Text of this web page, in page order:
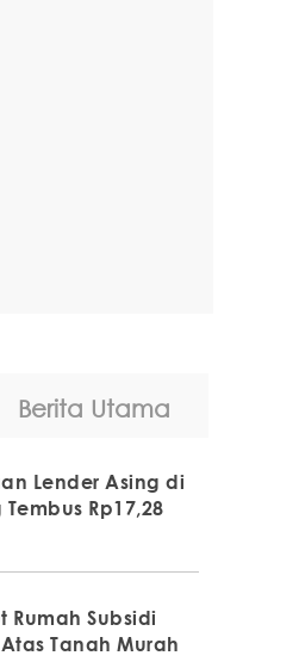
Berita Utama
Lender Asing di
Rp17,28
Rumah Subsidi
Tanah Murah